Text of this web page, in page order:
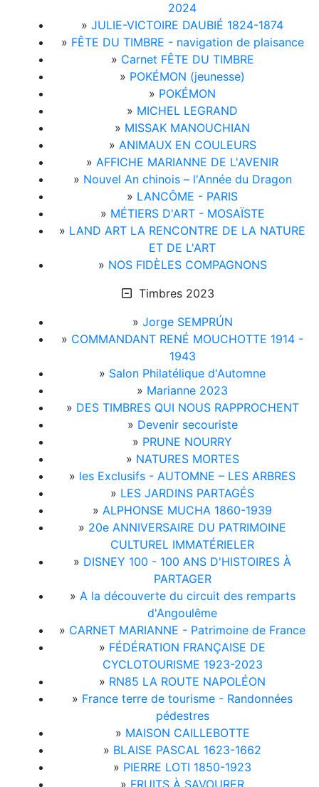
2024
» JULIE-VICTOIRE DAUBIÉ 1824-1874
» FÊTE DU TIMBRE - navigation de plaisance
» Carnet FÊTE DU TIMBRE
» POKÉMON (jeunesse)
» POKÉMON
» MICHEL LEGRAND
» MISSAK MANOUCHIAN
» ANIMAUX EN COULEURS
» AFFICHE MARIANNE DE L'AVENIR
» Nouvel An chinois – l'Année du Dragon
» LANCÔME - PARIS
» MÉTIERS D'ART - MOSAÏSTE
» LAND ART LA RENCONTRE DE LA NATURE
ET DE L'ART
» NOS FIDÈLES COMPAGNONS
Timbres 2023
» Jorge SEMPRÚN
» COMMANDANT RENÉ MOUCHOTTE 1914 -
1943
» Salon Philatélique d'Automne
» Marianne 2023
» DES TIMBRES QUI NOUS RAPPROCHENT
» Devenir secouriste
» PRUNE NOURRY
» NATURES MORTES
» les Exclusifs - AUTOMNE – LES ARBRES
» LES JARDINS PARTAGÉS
» ALPHONSE MUCHA 1860-1939
» 20e ANNIVERSAIRE DU PATRIMOINE
CULTUREL IMMATÉRIELER
» DISNEY 100 - 100 ANS D'HISTOIRES À
PARTAGER
» A la découverte du circuit des remparts
d'Angoulême
» CARNET MARIANNE - Patrimoine de France
» FÉDÉRATION FRANÇAISE DE
CYCLOTOURISME 1923-2023
» RN85 LA ROUTE NAPOLÉON
» France terre de tourisme - Randonnées
pédestres
» MAISON CAILLEBOTTE
» BLAISE PASCAL 1623-1662
» PIERRE LOTI 1850-1923